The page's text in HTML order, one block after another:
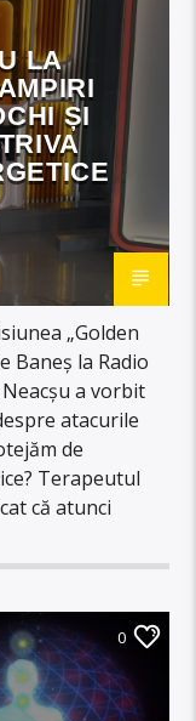
LA
ȘI
„Golden
Baneș la Radio
a vorbit
atacurile
de
Terapeutul
că atunci
0